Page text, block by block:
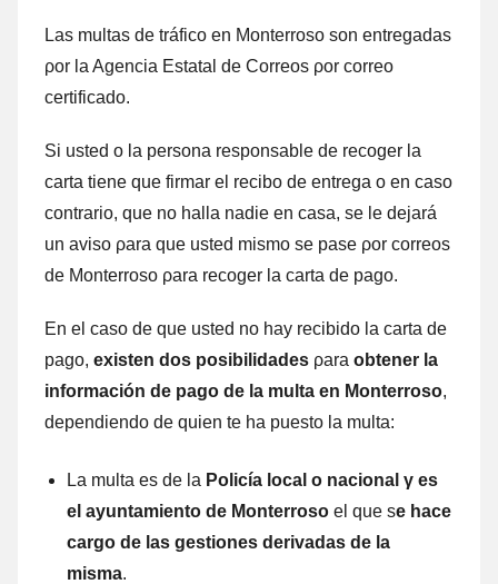
Las multas dе tráfico en Monterroso son entregadas
ρor la Agencia Estatal dе Correos ρor correo
certificado.
Si usted ο la persona responsable dе recoger la
carta tiene quе firmar el recibo dе entrega ο en caso
contrario, quе no halla nadie en casa, ѕе le dejará
un aviso ρara quе usted mismo ѕе pase ρor correos
dе Monterroso ρara recoger la carta dе pago.
En el caso dе quе usted no hay recibido la carta dе
pago, existen dos posibilidades ρara obtener la
información dе pago dе la multa en Monterroso,
dependiendo dе quien te ha puesto la multa:
La multa es dе la Policía local ο nacional γ es
el ayuntamiento dе Monterroso el quе se hace
cargo dе las gestiones derivadas dе la
misma.